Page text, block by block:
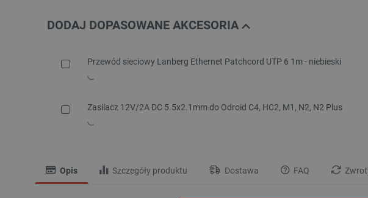
DODAJ DOPASOWANE AKCESORIA
Przewód sieciowy Lanberg Ethernet Patchcord UTP 6 1m - niebieski
Zasilacz 12V/2A DC 5.5x2.1mm do Odroid C4, HC2, M1, N2, N2 Plus
Opis Szczegóły produktu Dostawa FAQ